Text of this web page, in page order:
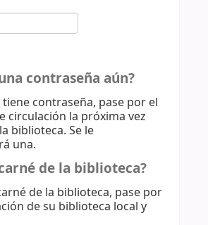
contraseña aún?
contraseña, pase por el
circulación la próxima vez
biblioteca. Se le
una.
de la biblioteca?
de la biblioteca, pase por
de su biblioteca local y